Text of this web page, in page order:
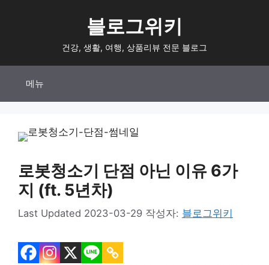
블로그위키
건강, 생활, 여행, 상품리뷰 전문 블로그
메뉴
로봇청소기 단점 아닌 이유 6가
지 (ft. 5년차)
2023-03-29 작성자: 블로그위키